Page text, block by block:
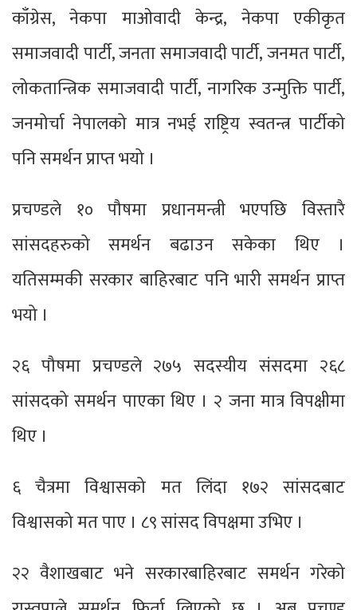
काँग्रेस, नेकपा माओवादी केन्द्र, नेकपा एकीकृत
समाजवादी पार्टी, जनता समाजवादी पार्टी, जनमत पार्टी,
लोकतान्त्रिक समाजवादी पार्टी, नागरिक उन्मुक्ति पार्टी,
जनमोर्चा नेपालको मात्र नभई राष्ट्रिय स्वतन्त्र पार्टीको
पनि समर्थन प्राप्त भयो ।
प्रचण्डले १० पौषमा प्रधानमन्त्री भएपछि विस्तारै
सांसदहरुको समर्थन बढाउन सकेका थिए ।
यतिसम्मकी सरकार बाहिरबाट पनि भारी समर्थन प्राप्त
भयो ।
२६ पौषमा प्रचण्डले २७५ सदस्यीय संसदमा २६८
सांसदको समर्थन पाएका थिए । २ जना मात्र विपक्षीमा
थिए ।
६ चैत्रमा विश्वासको मत लिंदा १७२ सांसदबाट
विश्वासको मत पाए । ८९ सांसद विपक्षमा उभिए ।
२२ वैशाखबाट भने सरकारबाहिरबाट समर्थन गरेको